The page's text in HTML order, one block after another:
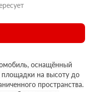
оснащённый
на высоту до
пространства.